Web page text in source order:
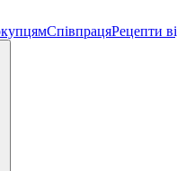
СпівпрацяРецепти